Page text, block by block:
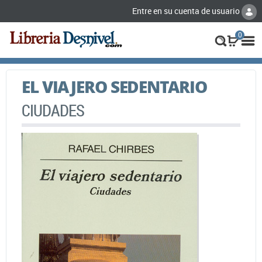
Entre en su cuenta de usuario
0
EL VIAJERO SEDENTARIO
CIUDADES